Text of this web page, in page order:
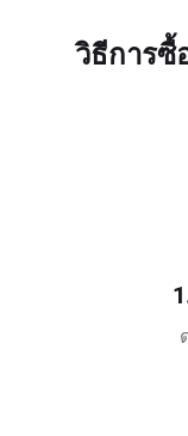
วิธีการซื้